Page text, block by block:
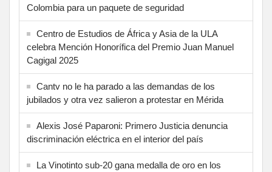
Colombia para un paquete de seguridad
Centro de Estudios de África y Asia de la ULA
celebra Mención Honorífica del Premio Juan Manuel
Cagigal 2025
Cantv no le ha parado a las demandas de los
jubilados y otra vez salieron a protestar en Mérida
Alexis José Paparoni: Primero Justicia denuncia
discriminación eléctrica en el interior del país
La Vinotinto sub-20 gana medalla de oro en los